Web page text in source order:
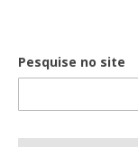
Pesquise no site